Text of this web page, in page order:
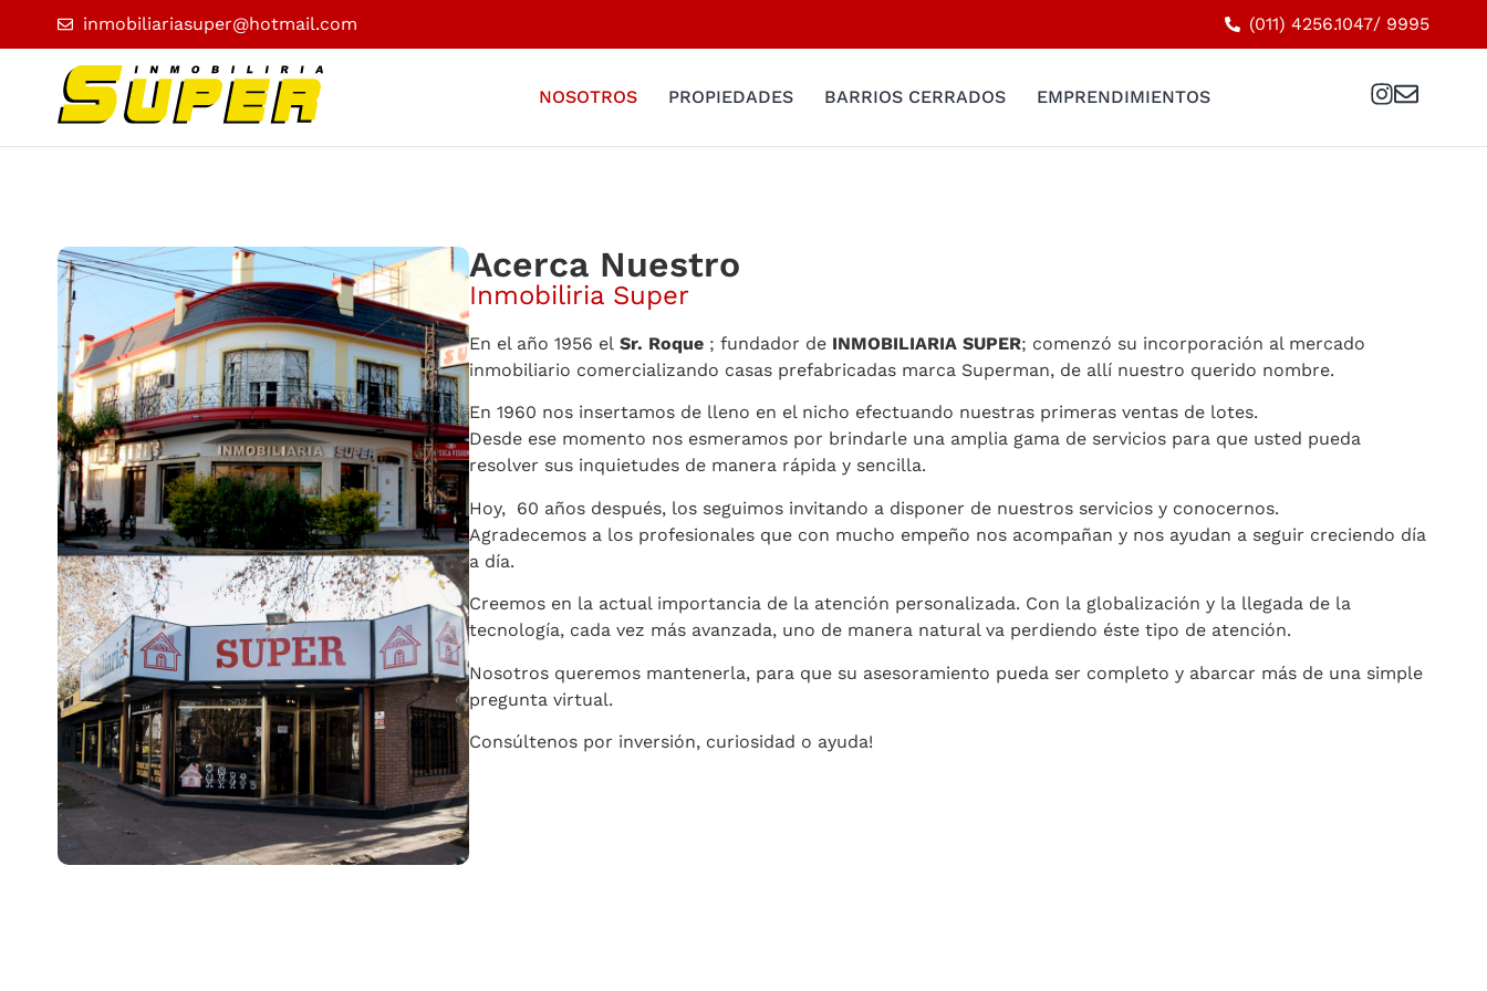
inmobiliariasuper@hotmail.com (011) 4256.1047/ 9995
NOSOTROS PROPIEDADES BARRIOS CERRADOS EMPRENDIMIENTOS
Acerca Nuestro
Inmobiliria Super
En el año 1956 el Sr. Roque ; fundador de INMOBILIARIA SUPER; comenzó su incorporación al mercado
inmobiliario comercializando casas prefabricadas marca Superman, de allí nuestro querido nombre.
En 1960 nos insertamos de lleno en el nicho efectuando nuestras primeras ventas de lotes.
Desde ese momento nos esmeramos por brindarle una amplia gama de servicios para que usted pueda
resolver sus inquietudes de manera rápida y sencilla.
Hoy, 60 años después, los seguimos invitando a disponer de nuestros servicios y conocernos.
Agradecemos a los profesionales que con mucho empeño nos acompañan y nos ayudan a seguir creciendo día
a día.
Creemos en la actual importancia de la atención personalizada. Con la globalización y la llegada de la
tecnología, cada vez más avanzada, uno de manera natural va perdiendo éste tipo de atención.
Nosotros queremos mantenerla, para que su asesoramiento pueda ser completo y abarcar más de una simple
pregunta virtual.
Consúltenos por inversión, curiosidad o ayuda!